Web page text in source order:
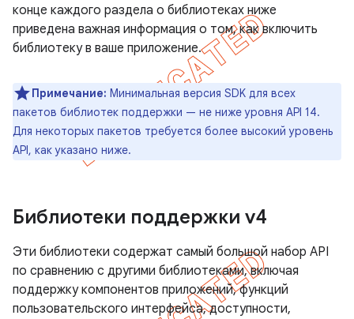
конце каждого раздела о библиотеках ниже
приведена важная информация о том, как включить
библиотеку в ваше приложение.
Примечание: Минимальная версия SDK для всех
пакетов библиотек поддержки — не ниже уровня API 14.
Для некоторых пакетов требуется более высокий уровень
API, как указано ниже.
Библиотеки поддержки v4
Эти библиотеки содержат самый большой набор API
по сравнению с другими библиотеками, включая
поддержку компонентов приложений, функций
пользовательского интерфейса, доступности,